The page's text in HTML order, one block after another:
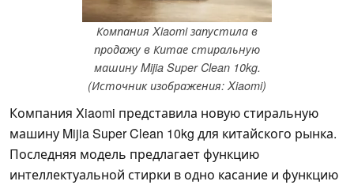
Компания Xiaomi запустила в
продажу в Китае стиральную
машину Mijia Super Clean 10kg.
(Источник изображения: Xiaomi)
Компания Xiaomi представила новую стиральную
машину Mijia Super Clean 10kg для китайского рынка.
Последняя модель предлагает функцию
интеллектуальной стирки в одно касание и функцию